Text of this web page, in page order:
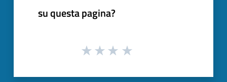
su questa pagina?